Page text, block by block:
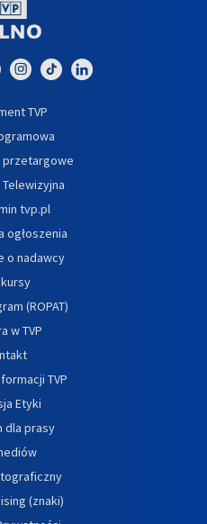
TVP
przetargowe
tvp.pl
ogłoszenia
o nadawcy
(ROPAT)
w TVP
TVP
Etyki
dla prasy
(znaki)